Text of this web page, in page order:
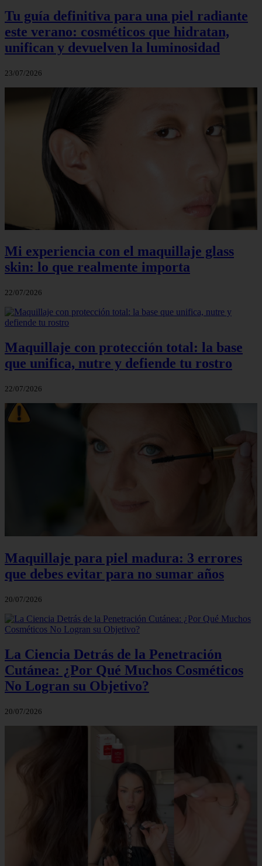
Tu guía definitiva para una piel radiante
este verano: cosméticos que hidratan,
unifican y devuelven la luminosidad
23/07/2026
Mi experiencia con el maquillaje glass
skin: lo que realmente importa
22/07/2026
Maquillaje con protección total: la base
que unifica, nutre y defiende tu rostro
22/07/2026
Maquillaje para piel madura: 3 errores
que debes evitar para no sumar años
20/07/2026
La Ciencia Detrás de la Penetración
Cutánea: ¿Por Qué Muchos Cosméticos
No Logran su Objetivo?
20/07/2026